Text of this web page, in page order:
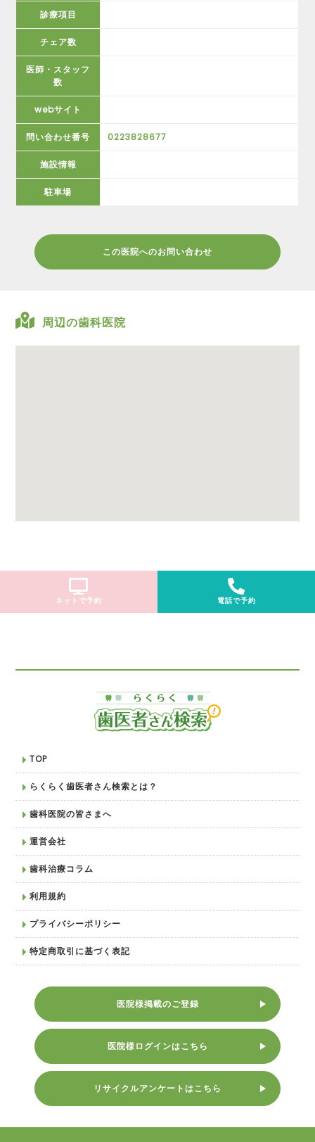
診療項目
チェア数
医師・スタッフ
数
webサイト
問い合わせ番号 0223828677
施設情報
駐車場
この医院へのお問い合わせ
周辺の歯科医院
ネットで予約 電話で予約
TOP
らくらく歯医者さん検索とは？
歯科医院の皆さまへ
運営会社
歯科治療コラム
利用規約
プライバシーポリシー
特定商取引に基づく表記
医院様掲載のご登録
医院様ログインはこちら
リサイクルアンケートはこちら